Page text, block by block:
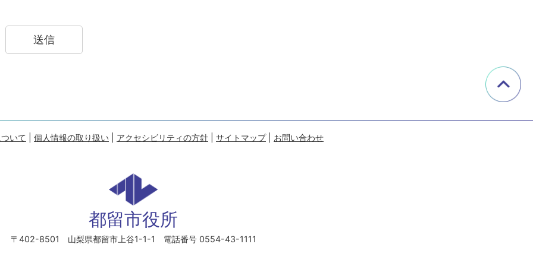
いて 個人情報の取り扱い アクセシビリティの方針 サイトマップ| お問い合わせ
都留市役所
〒402-8501 山梨県都留市上谷1-1-1 電話番号 0554-43-1111